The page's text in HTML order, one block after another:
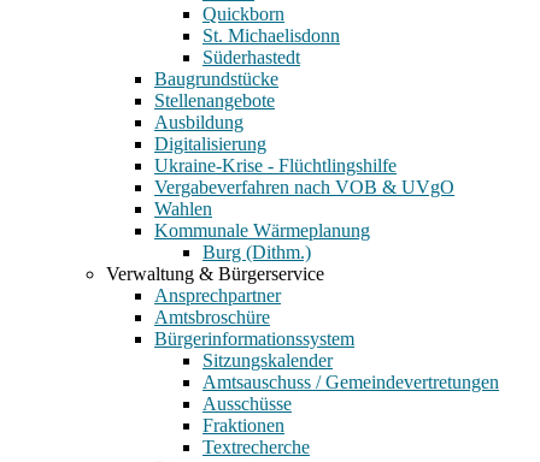
Quickborn
St. Michaelisdonn
Süderhastedt
Baugrundstücke
Stellenangebote
Ausbildung
Digitalisierung
Ukraine-Krise - Flüchtlingshilfe
Vergabeverfahren nach VOB & UVgO
Wahlen
Kommunale Wärmeplanung
Burg (Dithm.)
Verwaltung & Bürgerservice
Ansprechpartner
Amtsbroschüre
Bürgerinformationssystem
Sitzungskalender
Amtsauschuss / Gemeindevertretungen
Ausschüsse
Fraktionen
Textrecherche